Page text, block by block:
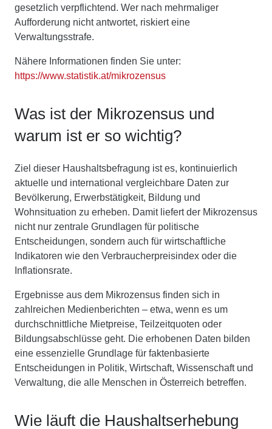
gesetzlich verpflichtend. Wer nach mehrmaliger
Aufforderung nicht antwortet, riskiert eine
Verwaltungsstrafe.
Nähere Informationen finden Sie unter:
https://www.statistik.at/mikrozensus
Was ist der Mikrozensus und
warum ist er so wichtig?
Ziel dieser Haushaltsbefragung ist es, kontinuierlich
aktuelle und international vergleichbare Daten zur
Bevölkerung, Erwerbstätigkeit, Bildung und
Wohnsituation zu erheben. Damit liefert der Mikrozensus
nicht nur zentrale Grundlagen für politische
Entscheidungen, sondern auch für wirtschaftliche
Indikatoren wie den Verbraucherpreisindex oder die
Inflationsrate.
Ergebnisse aus dem Mikrozensus finden sich in
zahlreichen Medienberichten – etwa, wenn es um
durchschnittliche Mietpreise, Teilzeitquoten oder
Bildungsabschlüsse geht. Die erhobenen Daten bilden
eine essenzielle Grundlage für faktenbasierte
Entscheidungen in Politik, Wirtschaft, Wissenschaft und
Verwaltung, die alle Menschen in Österreich betreffen.
Wie läuft die Haushaltserhebung